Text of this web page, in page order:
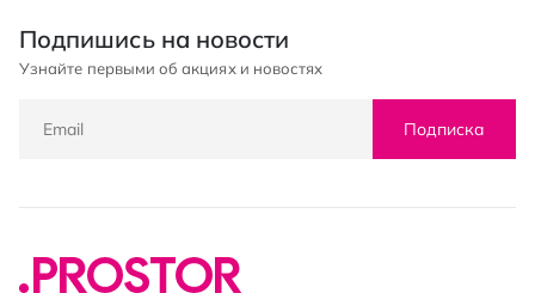
Подпишись на новости
Узнайте первыми об акциях и новостях
Подписка